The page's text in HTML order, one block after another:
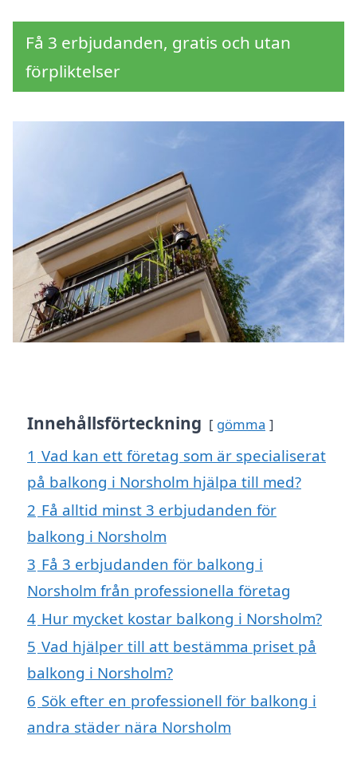
Få 3 erbjudanden, gratis och utan
förpliktelser
Innehållsförteckning gömma
1 Vad kan ett företag som är specialiserat
på balkong i Norsholm hjälpa till med?
2 Få alltid minst 3 erbjudanden för
balkong i Norsholm
3 Få 3 erbjudanden för balkong i
Norsholm från professionella företag
4 Hur mycket kostar balkong i Norsholm?
5 Vad hjälper till att bestämma priset på
balkong i Norsholm?
6 Sök efter en professionell för balkong i
andra städer nära Norsholm